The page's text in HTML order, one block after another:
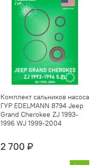
Комплект сальников насоса
ГУР EDELMANN 8794 Jeep
Grand Cherokee ZJ 1993-
1996 WJ 1999-2004
2 700 ₽